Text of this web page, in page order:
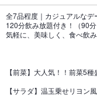
全7品程度｜カジュアルな
120分飲み放題付き！（90分
気軽に、美味しく、食べ飲
【前菜】大人気！！前菜5
【サラダ】温玉乗せリヨン